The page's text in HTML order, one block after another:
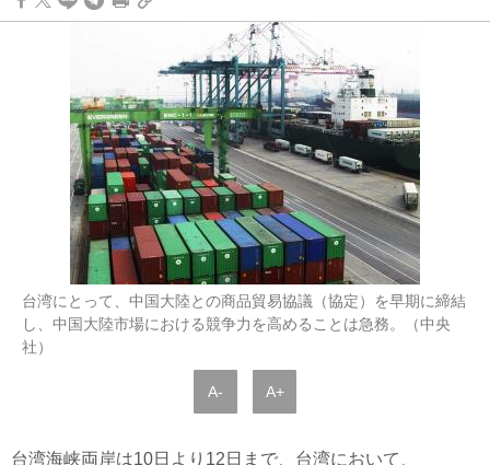
台湾にとって、中国大陸との商品貿易協議（協定）を早期に締結
し、中国大陸市場における競争力を高めることは急務。（中央
社）
A- A+
台湾海峡両岸は10日より12日まで、台湾において、